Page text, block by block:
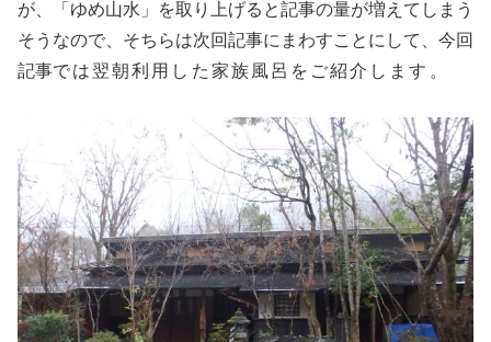
が、「ゆめ山水」を取り上げると記事の量が増えてしまう
そうなので、そちらは次回記事にまわすことにして、今回
記事では翌朝利用した家族風呂をご紹介します。